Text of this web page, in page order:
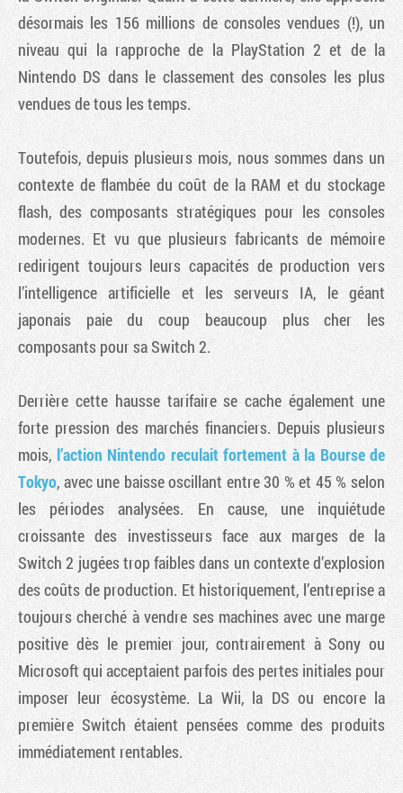
désormais les 156 millions de consoles vendues (!), un
niveau qui la rapproche de la PlayStation 2 et de la
Nintendo DS dans le classement des consoles les plus
vendues de tous les temps.
Toutefois, depuis plusieurs mois, nous sommes dans un
contexte de flambée du coût de la RAM et du stockage
flash, des composants stratégiques pour les consoles
modernes. Et vu que plusieurs fabricants de mémoire
redirigent toujours leurs capacités de production vers
l’intelligence artificielle et les serveurs IA, le géant
japonais paie du coup beaucoup plus cher les
composants pour sa Switch 2.
Derrière cette hausse tarifaire se cache également une
forte pression des marchés financiers. Depuis plusieurs
mois, l’action Nintendo reculait fortement à la Bourse de
Tokyo, avec une baisse oscillant entre 30 % et 45 % selon
les périodes analysées. En cause, une inquiétude
croissante des investisseurs face aux marges de la
Switch 2 jugées trop faibles dans un contexte d’explosion
des coûts de production. Et historiquement, l’entreprise a
toujours cherché à vendre ses machines avec une marge
positive dès le premier jour, contrairement à Sony ou
Microsoft qui acceptaient parfois des pertes initiales pour
imposer leur écosystème. La Wii, la DS ou encore la
première Switch étaient pensées comme des produits
immédiatement rentables.